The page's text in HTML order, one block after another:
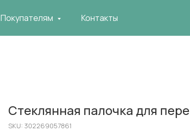
Покупателям Контакты
Стеклянная палочка для
SKU: 302269057861